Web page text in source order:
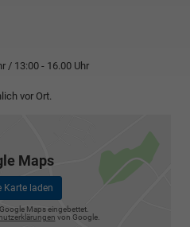
/ 13:00 - 16.00 Uhr
vor Ort.
Maps
Karte laden
Maps eingebettet.
von Google.